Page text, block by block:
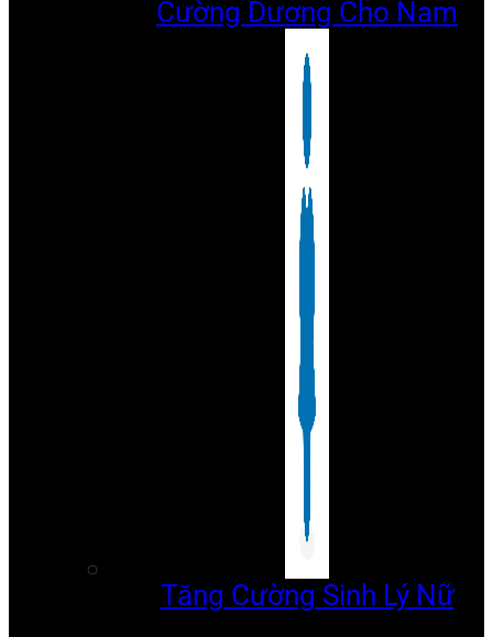
Cường Dương Cho Nam
Tăng Cường Sinh Lý Nữ